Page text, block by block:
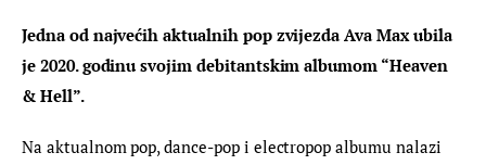
Jedna od najvećih aktualnih pop zvijezda Ava Max ubila
je 2020. godinu svojim debitantskim albumom “Heaven
& Hell”.
Na aktualnom pop, dance-pop i electropop albumu nalazi